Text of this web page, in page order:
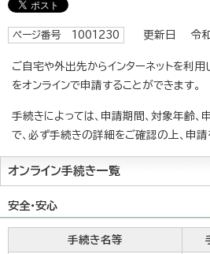
ページ番号 1001230 更新日 令和
ご自宅や外出先からインターネットを利用
をオンラインで申請することができます。
手続きによっては、申請期間、対象年齢
で、必ず手続きの詳細をご確認の上、申請
オンライン手続き一覧
安全・安心
手続き名等